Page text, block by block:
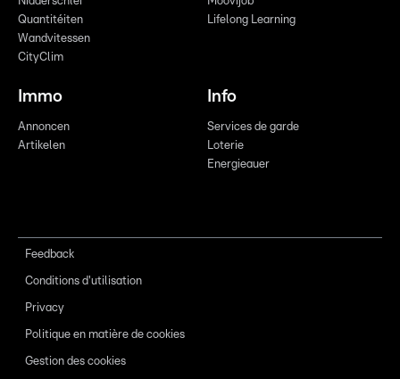
Quantitéiten
Wandvitessen
CityClim
Lifelong Learning
Immo
Annoncen
Artikelen
Info
Services de garde
Loterie
Energieauer
Feedback
Conditions d'utilisation
Privacy
Politique en matière de cookies
Gestion des cookies